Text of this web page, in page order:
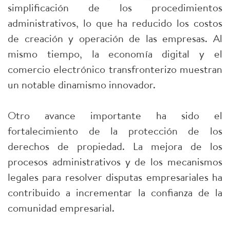
simplificación de los procedimientos
administrativos, lo que ha reducido los costos
de creación y operación de las empresas. Al
mismo tiempo, la economía digital y el
comercio electrónico transfronterizo muestran
un notable dinamismo innovador.
Otro avance importante ha sido el
fortalecimiento de la protección de los
derechos de propiedad. La mejora de los
procesos administrativos y de los mecanismos
legales para resolver disputas empresariales ha
contribuido a incrementar la confianza de la
comunidad empresarial.